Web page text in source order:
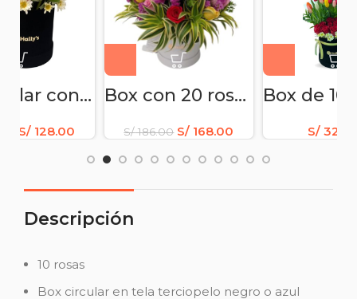
Box cirular con 15 rosas Box con 20 rosas de colores –
186.00 S/168.00 328.00
Descripción
10 rosas
Box circular en tela terciopelo negro o azul